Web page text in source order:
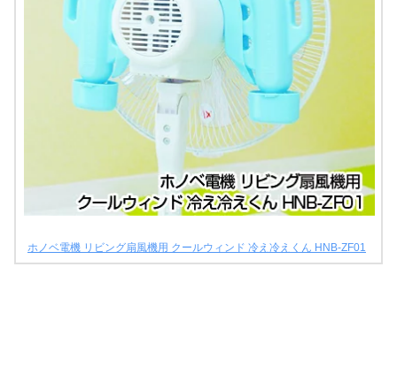
ホノベ電機 リビング扇風機用 クールウィンド 冷え冷えくん HNB-ZF01